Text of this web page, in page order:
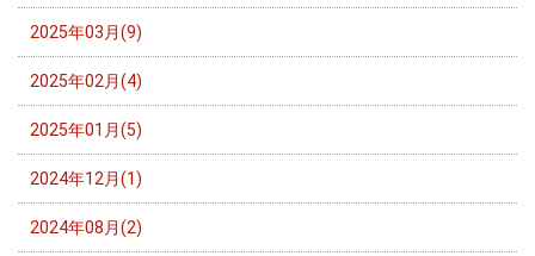
2025年03月(9)
2025年02月(4)
2025年01月(5)
2024年12月(1)
2024年08月(2)